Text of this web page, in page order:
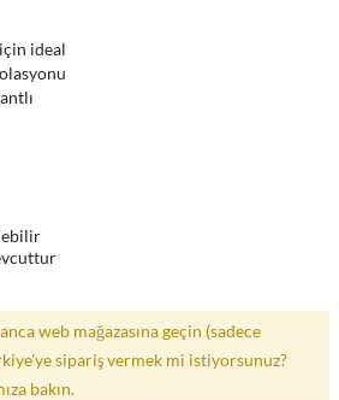
ideal
web mağazasına geçin (sadece
sipariş vermek mi istiyorsunuz?
bakın.